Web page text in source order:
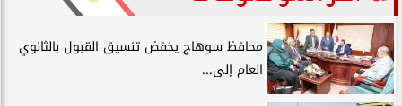
محافظ سوهاج يخفض تنسيق القبول بالثانوي
العام إلى...